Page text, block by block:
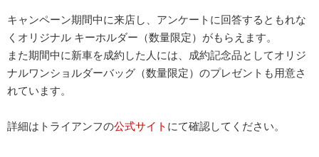
キャンペーン期間中に来店し、アンケートに回答するともれな
くオリジナル キーホルダー（数量限定）がもらえます。
また期間中に新車を成約した人には、成約記念品としてオリジ
ナルワンショルダーバッグ（数量限定）のプレゼントも用意さ
れています。
詳細はトライアンフの公式サイト にて確認してください。